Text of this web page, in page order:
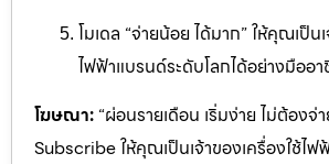
โมเดล “จ่ายน้อย ได้มาก” ให้คุณเป็น
ไฟฟ้าแบรนด์ระดับโลกได้อย่างมืออ
โฆษณา: “ผ่อนรายเดือน เริ่มง่าย ไม่ต้อง
Subscribe ให้คุณเป็นเจ้าของเครื่องใช้ไฟ